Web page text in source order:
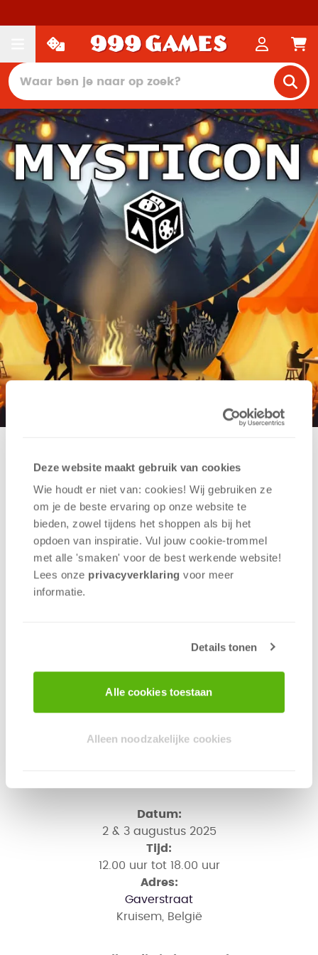
Deze website maakt gebruik van cookies
Wie houdt er niet van: cookies! Wij gebruiken ze
om je de beste ervaring op onze website te
bieden, zowel tijdens het shoppen als bij het
opdoen van inspiratie. Vul jouw cookie-trommel
met alle 'smaken' voor de best werkende website​!
Lees onze privacyverklaring voor meer
informatie.
Details tonen
Alle cookies toestaan
Alleen noodzakelijke cookies
02 03
Dit evenement is al geweest.
Mysticon 2025
spellenfestival dat bezoekers meeneemt
naar een wereld vol verwondering, waar het
alledaagse vervaagt. Naast het spelen van
evenementen. Of je nu een ervaren speler
Datum:
2 & 3 augustus 2025
Tijd:
12.00 uur tot 18.00 uur
Adres:
Gaverstraat
Kruisem, België